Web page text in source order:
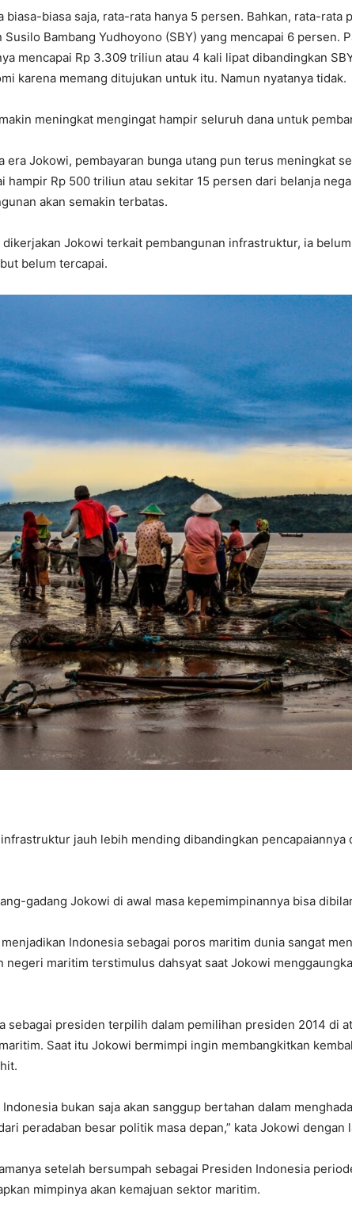
biasa saja, rata-rata hanya 5 persen. Bahkan, rata-rata
Bambang Yudhoyono (SBY) yang mencapai 6 persen.
mencapai Rp 3.309 triliun atau 4 kali lipat dibandingkan
karena memang ditujukan untuk itu. Namun nyatanya tidak.
meningkat mengingat hampir seluruh dana untuk
era Jokowi, pembayaran bunga utang pun terus meningkat
hampir Rp 500 triliun atau sekitar 15 persen dari belanja
akan semakin terbatas.
Jokowi terkait pembangunan infrastruktur, ia
belum tercapai.
jauh lebih mending dibandingkan
gadang Jokowi di awal masa kepemimpinannya bisa
Indonesia sebagai poros maritim dunia sangat
negeri maritim terstimulus dahsyat saat Jokowi
sebagai presiden terpilih dalam pemilihan presiden 2014 di
Saat itu Jokowi bermimpi ingin membangkitkan
bukan saja akan sanggup bertahan dalam
peradaban besar politik masa depan,” kata Jokowi dengan
setelah bersumpah sebagai Presiden Indonesia
mimpinya akan kemajuan sektor maritim.